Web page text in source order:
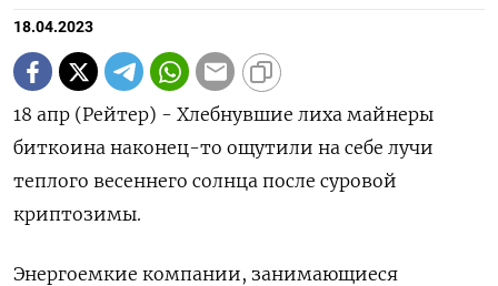
18.04.2023
18 апр (Рейтер) - Хлебнувшие лиха майнеры
биткоина наконец-то ощутили на себе лучи
теплого весеннего солнца после суровой
криптозимы.
Энергоемкие компании, занимающиеся